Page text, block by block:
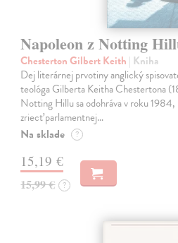
Napoleon z Notting
Chesterton Gilbert Keith | Kniha
Dej literárnej prvotiny anglický
teológa Gilberta Keitha Chestertona
Notting Hillu sa odohráva v roku 1984,
zriecť parlamentnej…
Na sklade ?
15,19 €
15,99 € ?